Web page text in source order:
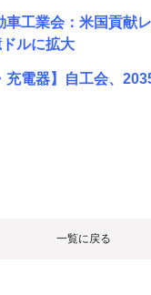
車工業会：米国貢献
ルに拡大
充電器】自工会、
一覧に戻る